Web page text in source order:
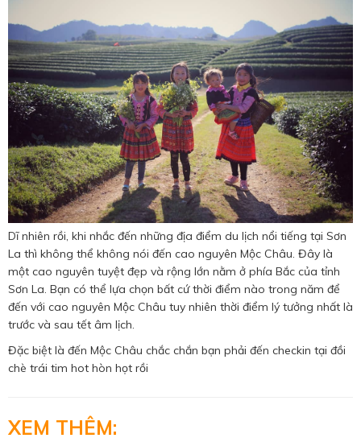
Dĩ nhiên rồi, khi nhắc đến những địa điểm du lịch nổi tiếng tại Sơn
La thì không thể không nói đến cao nguyên Mộc Châu. Đây là
một cao nguyên tuyệt đẹp và rộng lớn nằm ở phía Bắc của tỉnh
Sơn La. Bạn có thể lựa chọn bất cứ thời điểm nào trong năm để
đến với cao nguyên Mộc Châu tuy nhiên thời điểm lý tưởng nhất là
trước và sau tết âm lịch.
Đặc biệt là đến Mộc Châu chắc chắn bạn phải đến checkin tại đồi
chè trái tim hot hòn họt rồi
XEM THÊM: